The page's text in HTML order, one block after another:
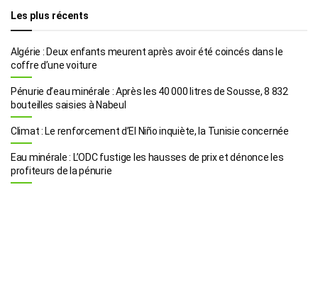
Les plus récents
Algérie : Deux enfants meurent après avoir été coincés dans le
coffre d’une voiture
Pénurie d’eau minérale : Après les 40 000 litres de Sousse, 8 832
bouteilles saisies à Nabeul
Climat : Le renforcement d’El Niño inquiète, la Tunisie concernée
Eau minérale : L’ODC fustige les hausses de prix et dénonce les
profiteurs de la pénurie